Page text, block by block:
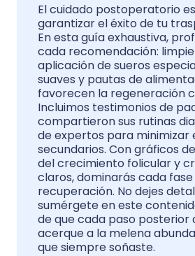
El cuidado postoperatorio
garantizar el éxito de tu
En esta guía exhaustiva,
cada recomendación:
aplicación de sueros
suaves y pautas de
favorecen la regeneración
Incluimos testimonios de
compartieron sus rutinas
de expertos para minimizar
secundarios. Con gráficos
del crecimiento folicular y
claros, dominarás cada
recuperación. No dejes
sumérgete en este
de que cada paso posterior
acerque a la melena
que siempre soñaste.